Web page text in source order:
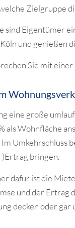
Zielgruppe
sind Eigentümer
und genießen
Sie mit
eine große
als Wohnfläche
Umkehrschluss
bringen.
dafür ist die
und der Ertrag
decken oder gar